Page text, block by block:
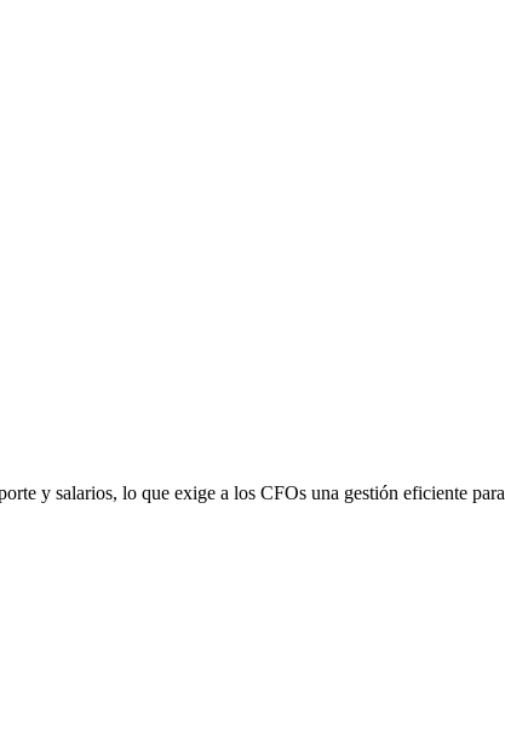
y salarios, lo que exige a los CFOs una gestión eficiente